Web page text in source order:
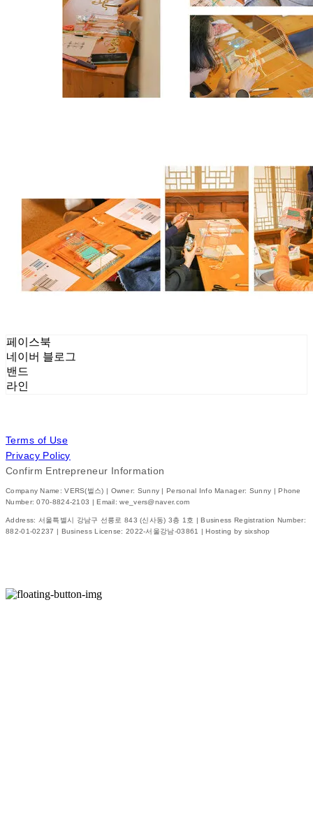
페이스북
네이버 블로그
밴드
라인
Terms of Use
Privacy Policy
Confirm Entrepreneur Information
Company Name: VERS(벌스) | Owner: Sunny | Personal Info Manager: Sunny | Phone
Number: 070-8824-2103 | Email: we_vers@naver.com
Address: 서울특별시 강남구 선릉로 843 (신사동) 3층 1호 | Business Registration Number:
882-01-02237 | Business License: 2022-서울강남-03861 | Hosting by sixshop